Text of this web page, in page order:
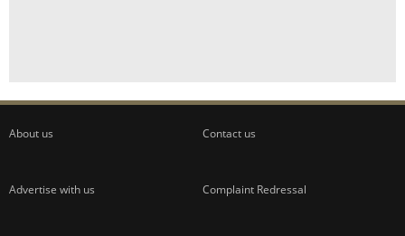
About us Contact us
Advertise with us Complaint Redressal